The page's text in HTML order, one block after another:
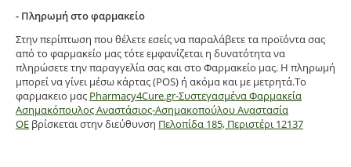
- Πληρωμή στο φαρμακείο
Στην περίπτωση που θέλετε εσείς να παραλάβετε τα προϊόντα σας
από το φαρμακείο μας τότε εμφανίζεται η δυνατότητα να
πληρώσετε την παραγγελία σας και στο Φαρμακείο μας. Η πληρωμή
μπορεί να γίνει μέσω κάρτας (POS) ή ακόμα και με μετρητά.Το
φαρμακειο μας Pharmacy4Cure.gr-Συστεγασμένα Φαρμακεία
Ασημακόπουλος Αναστάσιος-Ασημακοπούλου Αναστασία
ΟΕ βρίσκεται στην διεύθυνση Πελοπίδα 185, Περιστέρι 12137